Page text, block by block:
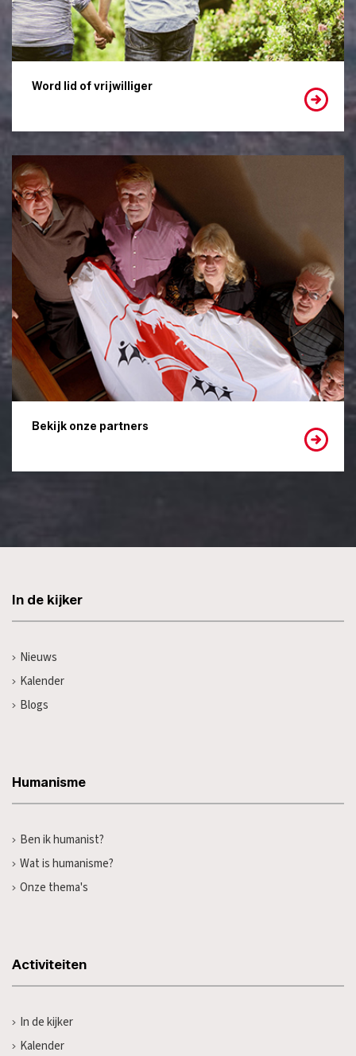
Word lid of vrijwilliger
Bekijk onze partners
In de kijker
Nieuws
Kalender
Blogs
Humanisme
Ben ik humanist?
Wat is humanisme?
Onze thema's
Activiteiten
In de kijker
Kalender